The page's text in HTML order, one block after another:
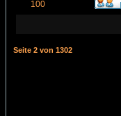
100
Seite 2 von 1302